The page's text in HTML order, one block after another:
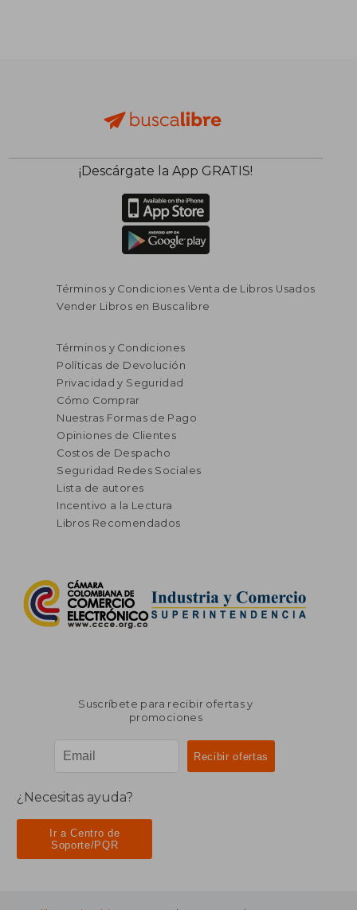
¡Descárgate la App GRATIS!
Términos y Condiciones Venta de Libros Usados
Vender Libros en Buscalibre
Términos y Condiciones
Políticas de Devolución
Privacidad y Seguridad
Cómo Comprar
Nuestras Formas de Pago
Opiniones de Clientes
Costos de Despacho
Seguridad Redes Sociales
Lista de autores
Incentivo a la Lectura
Libros Recomendados
Suscríbete para recibir ofertas y
promociones
¿Necesitas ayuda?
Ir a Centro de
Soporte/PQR